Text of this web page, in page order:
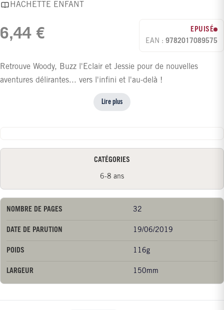
HACHETTE ENFANT
6,44 €
EPUISÉ
EAN : 9782017089575
Retrouve Woody, Buzz l'Eclair et Jessie pour de nouvelles
aventures délirantes... vers l'infini et l'au-delà !
Lire plus
CATÉGORIES
6-8 ans
NOMBRE DE PAGES 32
DATE DE PARUTION 19/06/2019
POIDS 116g
LARGEUR 150mm